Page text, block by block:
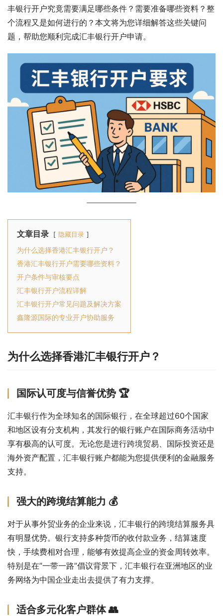
丰银行开户究竟需要满足哪些条件？需要准备哪些资料？整
个流程又是如何进行的？本文将为您详细解答这些关键问
题，帮助您顺利完成汇丰银行开户申请。
文章目录 隐藏目录
为什么选择香港汇丰银行开户？
香港汇丰银行开户需要哪些资料？
开户条件与审核要点
汇丰银行开户流程详解
汇丰银行开户常见问题及解决方案
鑫隆源国际的专业开户协助服务
为什么选择香港汇丰银行开户？
国际认可度与信誉优势 🏆
汇丰银行作为全球知名的国际银行，在全球超过60个国家
和地区设有分支机构，其发行的银行账户在国际商务活动中
享有极高的认可度。无论您是进行跨境贸易、国际投资还是
海外资产配置，汇丰银行账户都能为您提供便利的金融服务
支持。
强大的跨境结算能力 💰
对于从事外贸业务的企业来说，汇丰银行的跨境结算服务具
有明显优势。银行支持多种货币的收付款业务，结算速度
快，手续费相对合理，能够有效提高企业的资金周转效率。
特别是在”一带一路”倡议背景下，汇丰银行在亚洲地区的业
务网络为中国企业走出去提供了有力支撑。
适合多元化客户群体 👥